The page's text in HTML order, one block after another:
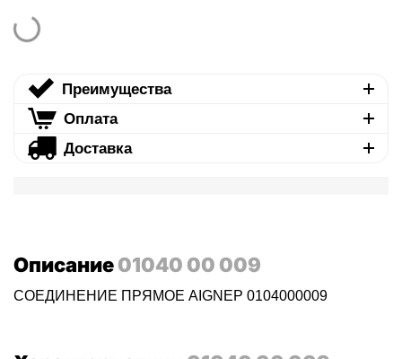
Преимущества
Оплата
Доставка
Описание01040 00 009
СОЕДИНЕНИЕ ПРЯМОЕ AIGNEP 0104000009